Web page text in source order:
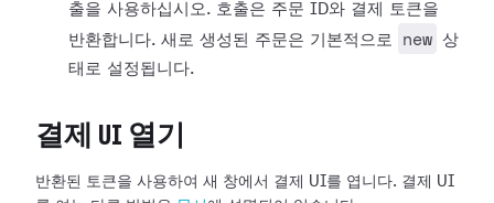
출을 사용하십시오. 호출은 주문 ID와 결제 토큰을
반환합니다. 새로 생성된 주문은 기본적으로
new 상
태로 설정됩니다.
결제 UI 열기
반환된 토큰을 사용하여 새 창에서 결제 UI를 엽니다. 결제 UI